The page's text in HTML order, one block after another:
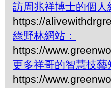
訪周兆祥博士的個人
https://
綠野林網站：
https://
更多祥哥的智慧技藝
https://